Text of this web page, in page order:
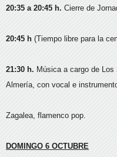
20:35 a 20:45 h. Cierre de
20:45 h (Tiempo libre para la
21:30 h. Música a cargo de
Almería, con vocal e
Zagalea, flamenco pop.
DOMINGO 6 OCTUBRE